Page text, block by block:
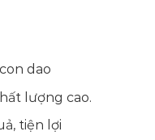
dao
lượng cao.
tiện lợi